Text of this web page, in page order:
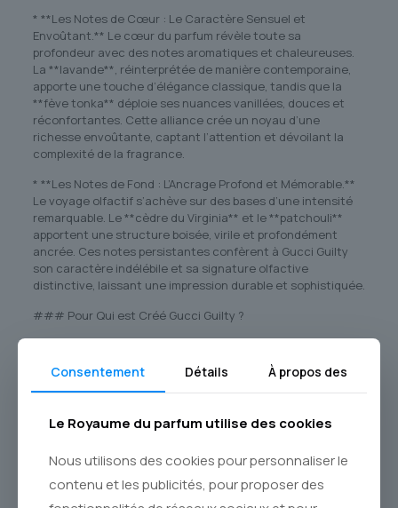
* **Les Notes de Cœur : Le Caractère Sensuel et
Envoûtant.** Le cœur du parfum révèle toute sa
profondeur avec des notes aromatiques et chaleureuses.
La **lavande**, réinterprétée de manière contemporaine,
apporte une touche d’élégance classique, tandis que la
**fève tonka** déploie ses nuances vanillées, douces et
réconfortantes. Cette alliance crée un noyau d’une
richesse envoûtante, captant l’attention et dévoilant la
complexité de la fragrance.
* **Les Notes de Fond : L’Ancrage Profond et Mémorable.**
Le voyage olfactif s’achève sur des bases d’une intensité
remarquable. Le **cèdre du Virginia** et le **patchouli**
apportent une structure boisée, virile et profondément
ancrée. Ces notes persistantes confèrent à Gucci Guilty
son caractère indélébile et sa signature olfactive
distinctive, laissant une impression durable et sophistiquée.
### Pour Qui est Créé Gucci Guilty ?
refuse les conventions. Il est destiné à celui qui cultive son
propre style, alliant force et sensibilité. C’est un parfum
pour les occasions où l’on souhaite se démarquer, qu’il
ou simplement pour affirmer son quotidien avec une
boisé, est un véritable atout de séduction et de charisme.
### Commandez Votre Flacon d’Audace sur Le Royaume
Consentement Détails À propos des
Le Royaume du parfum utilise des cookies
Nous utilisons des cookies pour personnaliser le
contenu et les publicités, pour proposer des